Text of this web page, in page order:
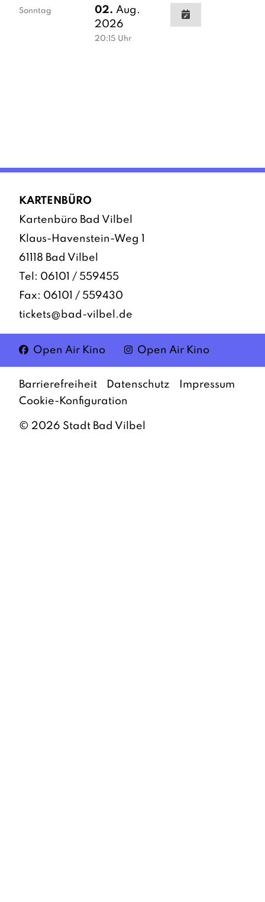
Sonntag 02. Aug.
2026
20:15 Uhr
KARTENBÜRO
Kartenbüro Bad Vilbel
Klaus-Havenstein-Weg 1
61118 Bad Vilbel
Tel: 06101 / 559455
Fax: 06101 / 559430
tickets@bad-vilbel.de
Facebook
Open Air Kino Instagram
Open Air Kino
© 2026 Stadt Bad Vilbel
Barrierefreiheit Datenschutz
Impressum
Cookie-Konfiguration